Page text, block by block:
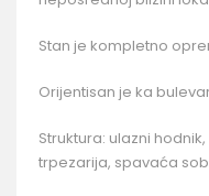
Stan je kompletno
Orijentisan je ka
Struktura: ulazni
trpezarija, spavaća